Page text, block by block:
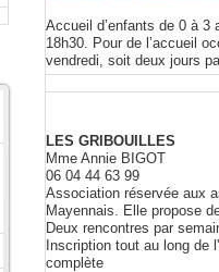
Accueil d’enfants de 0 à 3
18h30. Pour de l’accueil
vendredi, soit deux jours
LES GRIBOUILLES
Mme Annie BIGOT
06 04 44 63 99
Association réservée aux
Mayennais. Elle propose
Deux rencontres par
Inscription tout au long de
complète